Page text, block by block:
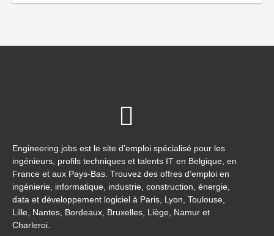
Engineering.jobs est le site d’emploi spécialisé pour les
ingénieurs, profils techniques et talents IT en Belgique, en
France et aux Pays-Bas. Trouvez des offres d’emploi en
ingénierie, informatique, industrie, construction, énergie,
data et développement logiciel à Paris, Lyon, Toulouse,
Lille, Nantes, Bordeaux, Bruxelles, Liège, Namur et
Charleroi.